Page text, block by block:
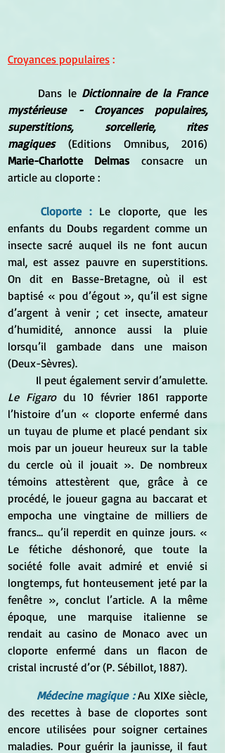
Croyances populaires :
Dans le Dictionnaire de la France
mystérieuse - Croyances populaires,
superstitions, sorcellerie, rites
magiques
Marie-Charlotte Delmas consacre un
article au cloporte :
Cloporte : Le cloporte, que les
enfants du Doubs regardent comme un
insecte sacré auquel ils ne font aucun
mal, est assez pauvre en superstitions.
On dit en Basse-Bretagne, où il est
baptisé « pou d’égout », qu’il est signe
d’argent à venir ; cet insecte, amateur
d’humidité, annonce aussi la pluie
lorsqu’il gambade dans une maison
(Deux-Sèvres).
Le Figaro du 10 février 1861 rapporte
l’histoire d’un « cloporte enfermé dans
un tuyau de plume et placé pendant six
mois par un joueur heureux sur la table
du cercle où il jouait ». De nombreux
témoins attestèrent que, grâce à ce
procédé, le joueur gagna au baccarat et
empocha une vingtaine de milliers de
francs… qu’il reperdit en quinze jours. «
Le fétiche déshonoré, que toute la
société folle avait admiré et envié si
longtemps, fut honteusement jeté par la
fenêtre », conclut l’article. A la même
époque, une marquise italienne se
rendait au casino de Monaco avec un
cloporte enfermé dans un flacon de
cristal incrusté d’or (P. Sébillot, 1887).
Médecine magique : Au XIXe siècle,
des recettes à base de cloportes sont
encore utilisées pour soigner certaines
maladies. Pour guérir la jaunisse, il faut